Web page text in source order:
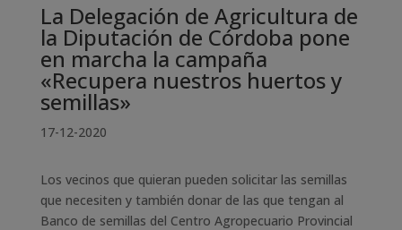
La Delegación de Agricultura de
la Diputación de Córdoba pone
en marcha la campaña
«Recupera nuestros huertos y
semillas»
17-12-2020
Los vecinos que quieran pueden solicitar las semillas
que necesiten y también donar de las que tengan al
Banco de semillas del Centro Agropecuario Provincial